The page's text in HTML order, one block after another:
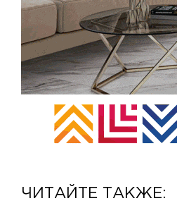
ЧИТАЙТЕ ТАКЖЕ: